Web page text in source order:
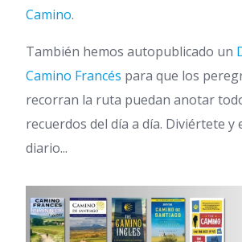
Camino.
También hemos autopublicado un
Camino Francés para que los
recorran la ruta puedan anotar
recuerdos del día a día. Diviértete y
diario...